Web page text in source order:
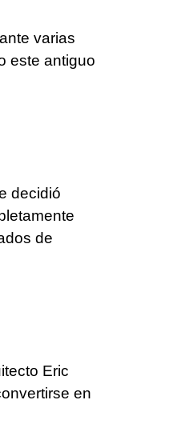
varias
este antiguo
decidió
de
Eric
en